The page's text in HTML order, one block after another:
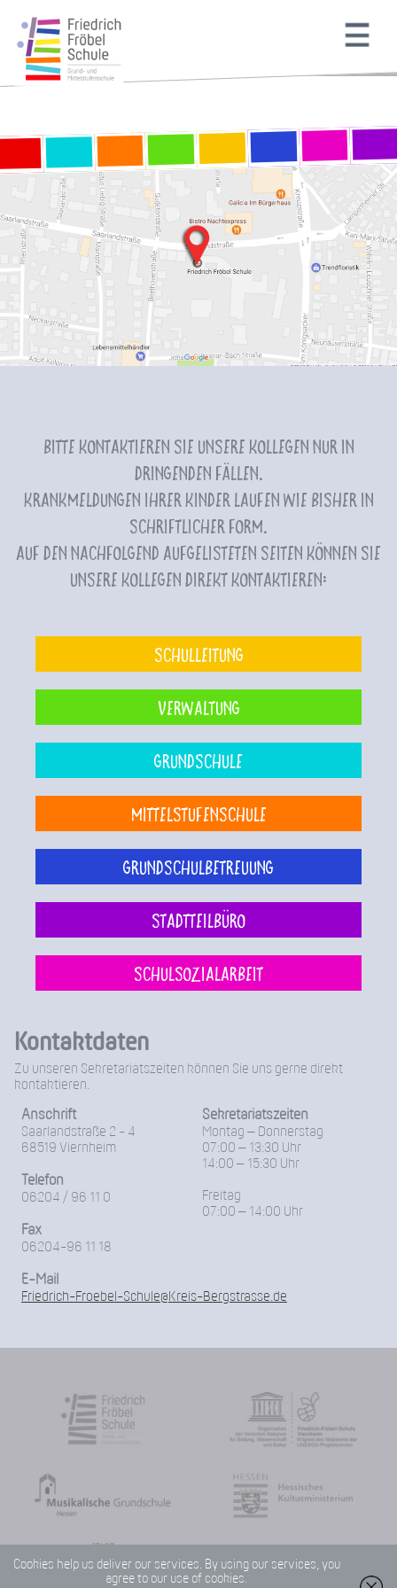
Bitte kontaktieren Sie unsere Kollegen nur in
dringenden Fällen.
Krankmeldungen Ihrer Kinder laufen wie bisher in
schriftlicher Form.
Auf den nachfolgend aufgelisteten Seiten können Sie
unsere Kollegen direkt kontaktieren:
Schulleitung
Verwaltung
Grundschule
Mittelstufenschule
Grundschulbetreuung
Stadtteilbüro
Schulsozialarbeit
Kontaktdaten
Zu unseren Sekretariatszeiten können Sie uns gerne direkt
kontaktieren.
Anschrift
Saarlandstraße 2 - 4
68519 Viernheim
Telefon
06204 / 96 11 0
Fax
06204-96 11 18
Sekretariatszeiten
Montag – Donnerstag
07:00 – 13:30 Uhr
14:00 – 15:30 Uhr
Freitag
07:00 – 14:00 Uhr
E-Mail
Friedrich-Froebel-Schule@Kreis-Bergstrasse.de
Cookies help us deliver our services. By using our services, you
agree to our use of cookies.